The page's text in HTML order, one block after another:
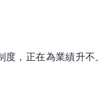
度，正在為業績升